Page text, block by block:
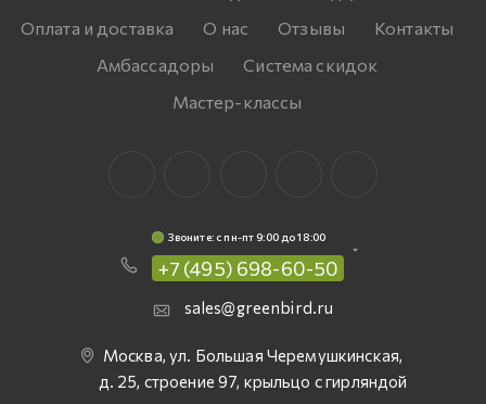
Оплата и доставка
О нас Отзывы
Контакты
Амбассадоры
Система скидок
Мастер-классы
Звоните: c пн-пт 9:00 до 18:00
+7 (495) 698-60-50
sales@greenbird.ru
Москва, ул. Большая Черемушкинская,
д. 25, строение 97, крыльцо с гирляндой